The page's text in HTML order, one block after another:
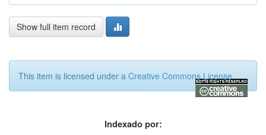
Show full item record
This item is licensed under a Creative Commons License
Indexado por: